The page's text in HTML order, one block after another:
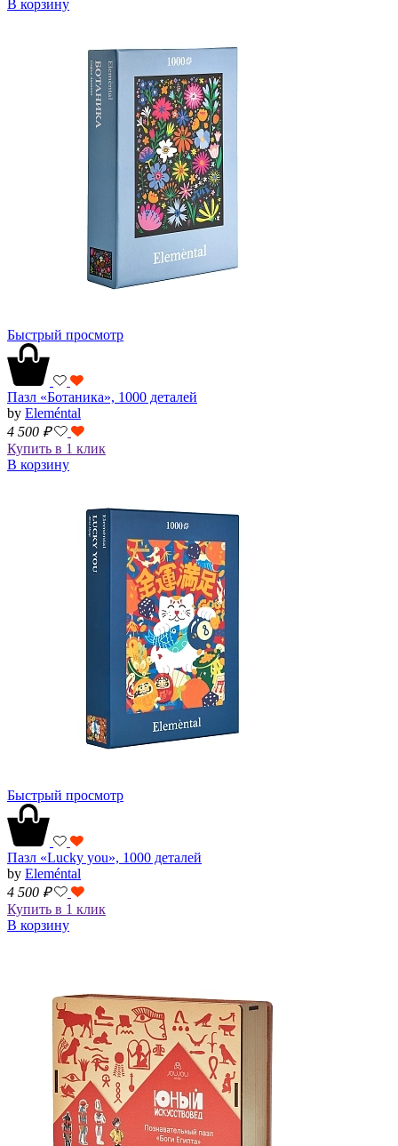
В корзину
Быстрый просмотр
Пазл «Ботаника», 1000 деталей
by Eleméntal
4 500 ₽
Купить в 1 клик
В корзину
Быстрый просмотр
Пазл «Lucky you», 1000 деталей
by Eleméntal
4 500 ₽
Купить в 1 клик
В корзину